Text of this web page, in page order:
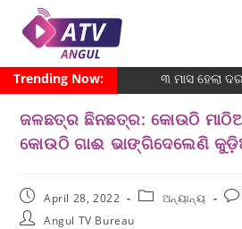
Trending Now: ୩ ମାସ ହେଲା
ଜଳଛତ୍ର ଛିନଛତ୍ର: କୋଉଠି
କୋଉଠି ଗାଈ ଭାଙ୍ଗିଦେଲେଣି
April 28, 2022 ଅନ୍ୟାନ୍ୟ
Angul TV Bureau